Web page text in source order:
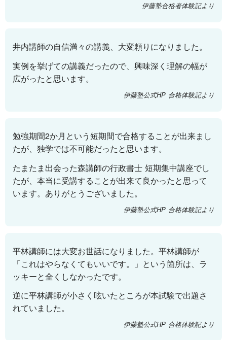
伊藤塾合格者体験記より
井内講師の自信満々の講義、大変頼りになりました。
実例を挙げての講義だったので、興味深く理解の幅が
広がったと思います。
伊藤塾公式HP 合格体験記より
勉強期間2か月という短期間で合格することが出来まし
たが、独学では不可能だったと思います。
たまたま出会った森講師の行政書士 短期集中講座でし
たが、本当に受講することが出来て良かったと思って
います。ありがとうございました。
伊藤塾公式HP 合格体験記より
平林講師には大変お世話になりました。平林講師が
「これはやらなくてもいいです。」という箇所は、ラ
ッキーと全くしなかったです。
逆に平林講師が小さく呟いたところが本試験で出題さ
れていました。
伊藤塾公式HP 合格体験記より